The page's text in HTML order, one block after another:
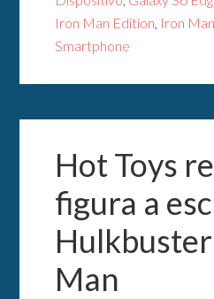
Iron Man Edition Iron Man
Smartphone
Hot Toys
figura a
Man